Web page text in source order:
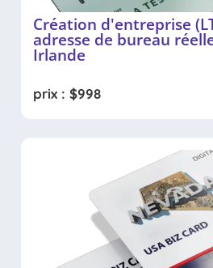
Création d'entreprise
adresse de bureau
Irlande
prix : $998